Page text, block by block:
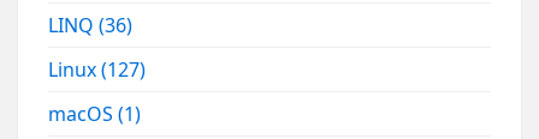
LINQ(36)
Linux(127)
macOS(1)